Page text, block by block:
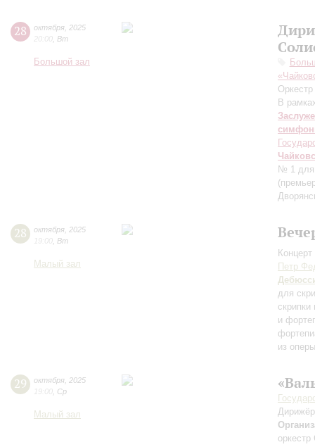
28 октября 2025
20:00 Вт
Большой зал
В
№ 1 для
28 октября 2025
19:00 Вт
Малый зал
Петр
для
и
из
29 октября 2025
19:00 Ср
Малый зал
оркестр